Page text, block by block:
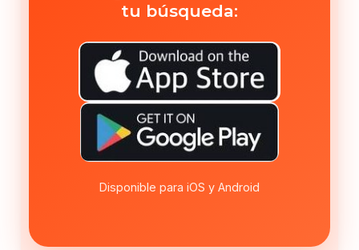
tu búsqueda:
Disponible para iOS y Android